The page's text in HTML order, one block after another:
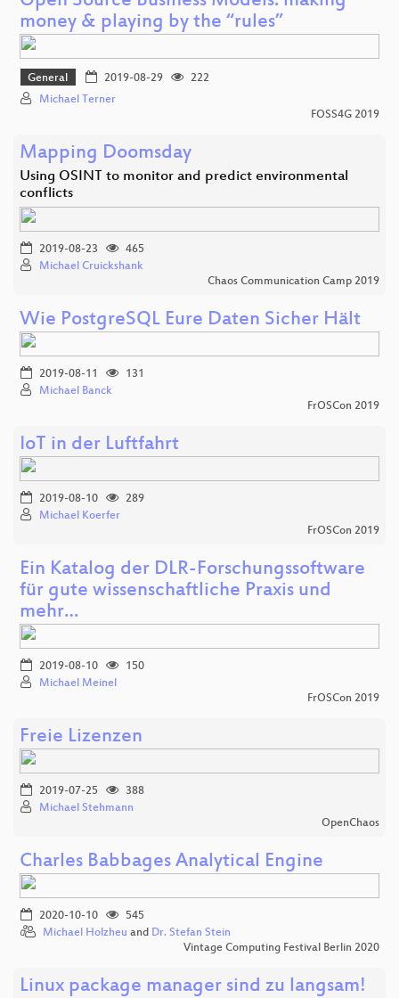
money & playing by the “rules”
General 2019-08-29
222
Michael Terner
FOSS4G 2019
Mapping Doomsday
Using OSINT to monitor and predict environmental
conflicts
2019-08-23
465
Michael Cruickshank
Chaos Communication Camp 2019
Wie PostgreSQL Eure Daten Sicher Hält
2019-08-11
131
Michael Banck
FrOSCon 2019
IoT in der Luftfahrt
2019-08-10
289
Michael Koerfer
FrOSCon 2019
Ein Katalog der DLR-Forschungssoftware
für gute wissenschaftliche Praxis und
mehr…
2019-08-10
150
Michael Meinel
FrOSCon 2019
Freie Lizenzen
2019-07-25
388
Michael Stehmann
OpenChaos
Charles Babbages Analytical Engine
2020-10-10
545
Michael Holzheu and Dr. Stefan Stein
Vintage Computing Festival Berlin 2020
Linux package manager sind zu langsam!